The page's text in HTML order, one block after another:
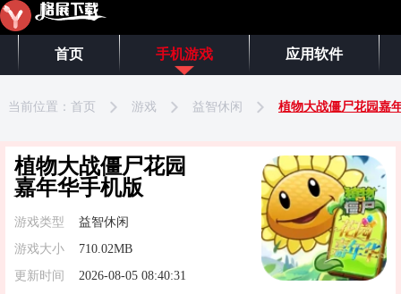
首页 手机游戏 应用软件
当前位置： 首页 游戏 益智休闲 植物大战僵尸花园嘉
植物大战僵尸花园
嘉年华手机版
游戏类型
益智休闲
游戏大小
710.02MB
更新时间
2026-08-05 08:40:31